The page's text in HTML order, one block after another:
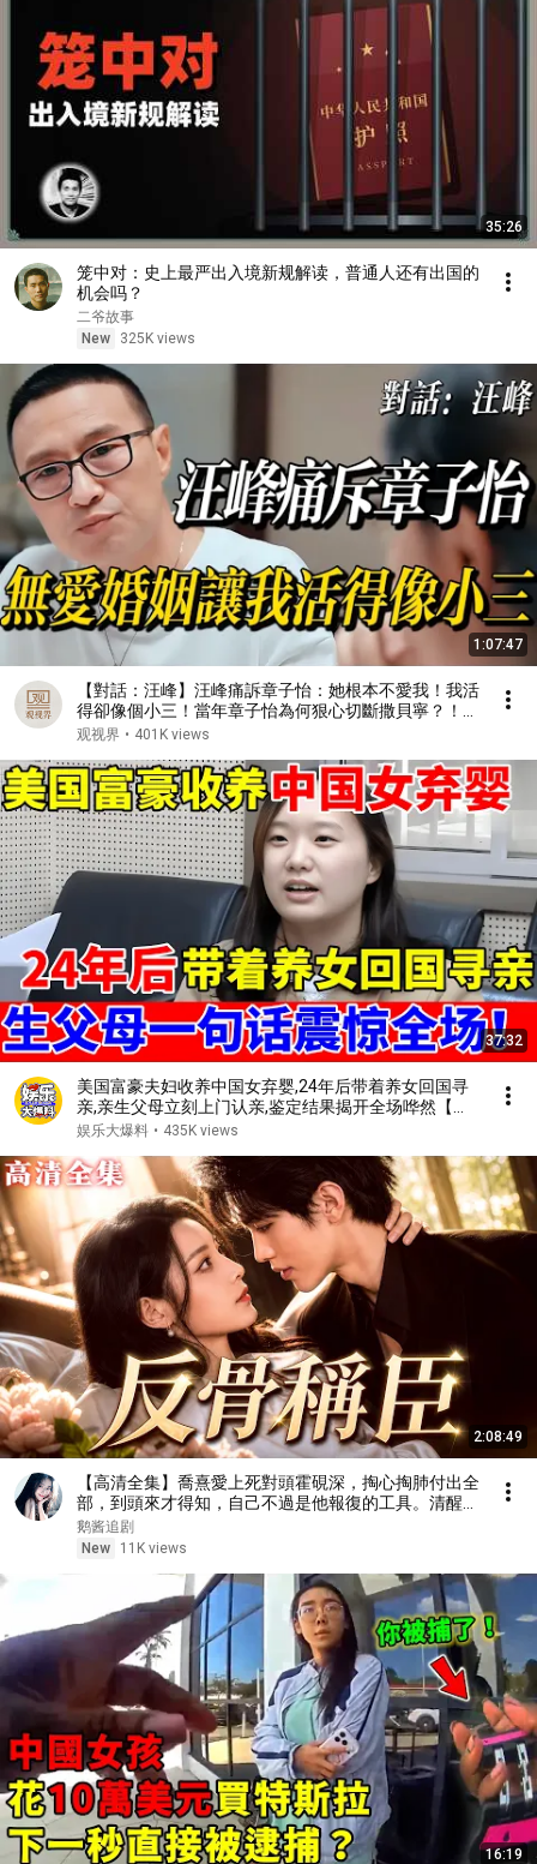
35:26
笼中对：史上最严出入境新规解读，普通人还有出国的
机会吗？
二爷故事
New
325K views
1:07:47
【對話：汪峰】汪峰痛訴章子怡：她根本不愛我！我活
得卻像個小三！當年章子怡為何狠心切斷撒貝寧？！#
蔡康永 #林志玲 #窦文涛 #鲁豫 #八卦 #娱乐圈 #康熙
观视界 • 401K views
37:32
美国富豪夫妇收养中国女弃婴,24年后带着养女回国寻
亲,亲生父母立刻上门认亲,鉴定结果揭开全场哗然【人
间真情录】
娱乐大爆料 • 435K views
2:08:49
【高清全集】喬熹愛上死對頭霍硯深，掏心掏肺付出全
部，到頭來才得知，自己不過是他報復的工具。清醒的
她果斷抽身。霍硯深終於看清自己的真心，放下一身驕
傲，開啓瘋狂追妻火葬場模式！#情感 #都市 #drama
鹅酱追剧
New
11K views
16:19